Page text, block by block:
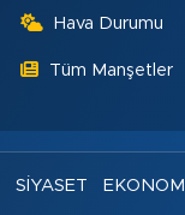
Hava Durumu
Tüm Manşetler
SİYASET EKONOMİ